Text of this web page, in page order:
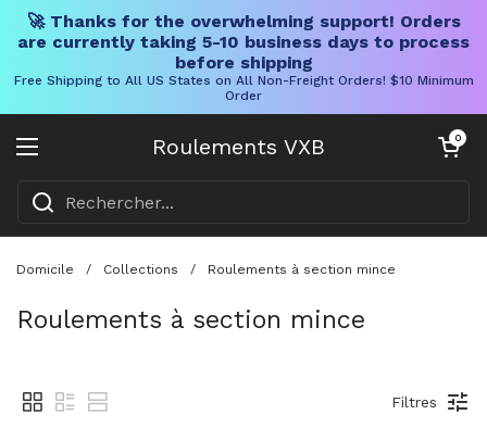
🚀 Thanks for the overwhelming support! Orders
are currently taking 5-10 business days to process
before shipping
Free Shipping to All US States on All Non-Freight Orders! $10 Minimum
Order
Roulements VXB
Ouvrir le menu
Chariot
0
Domicile / Collections / Roulements à section mince
Roulements à section mince
Filtres